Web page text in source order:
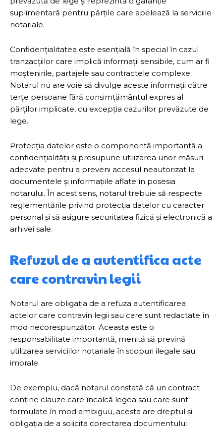
suplimentară pentru părțile care apelează la serviciile
notariale.
Confidențialitatea este esențială în special în cazul
tranzacțiilor care implică informații sensibile, cum ar fi
moștenirile, partajele sau contractele complexe.
Notarul nu are voie să divulge aceste informații către
terțe persoane fără consimțământul expres al
părților implicate, cu excepția cazurilor prevăzute de
lege.
Protecția datelor este o componentă importantă a
confidențialității și presupune utilizarea unor măsuri
adecvate pentru a preveni accesul neautorizat la
documentele și informațiile aflate în posesia
notarului. În acest sens, notarul trebuie să respecte
reglementările privind protecția datelor cu caracter
personal și să asigure securitatea fizică și electronică a
arhivei sale.
Refuzul de a autentifica acte
care contravin legii
Notarul are obligația de a refuza autentificarea
actelor care contravin legii sau care sunt redactate în
mod necorespunzător. Aceasta este o
responsabilitate importantă, menită să prevină
utilizarea serviciilor notariale în scopuri ilegale sau
imorale.
De exemplu, dacă notarul constată că un contract
conține clauze care încalcă legea sau care sunt
formulate în mod ambiguu, acesta are dreptul și
obligația de a solicita corectarea documentului